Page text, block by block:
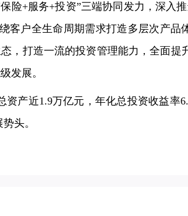
险+服务+投资”三端协同发力，深入
客户全生命周期需求打造多层次产品
，打造一流的投资管理能力，全面提
发展。
产近1.9万亿元，年化总投资收益率
头。